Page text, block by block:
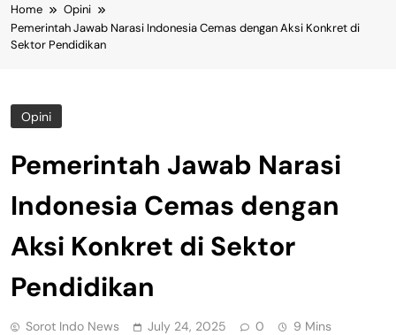
Home
Opini
Pemerintah Jawab Narasi Indonesia Cemas dengan Aksi Konkret di
Sektor Pendidikan
Opini
Pemerintah Jawab Narasi
Indonesia Cemas dengan
Aksi Konkret di Sektor
Pendidikan
Sorot Indo News July 24, 2025 0 9 Mins